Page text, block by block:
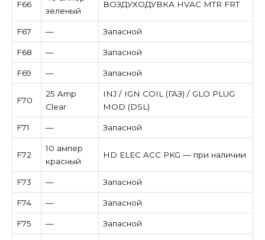
F66
зеленый
ВОЗДУХОДУВКА HVAC MTR FRT
F67 — Запасной
F68 — Запасной
F69 — Запасной
F70
25 Amp
Clear
INJ / IGN COIL (ГАЗ) / GLO PLUG
MOD (DSL)
F71 — Запасной
F72
10 ампер
красный
HD ELEC ACC PKG — при наличии
F73 — Запасной
F74 — Запасной
F75 — Запасной